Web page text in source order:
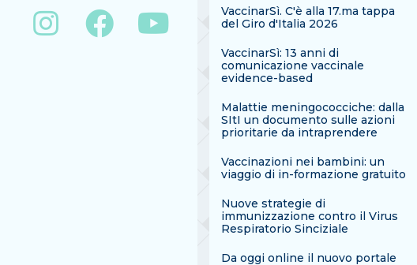
VaccinarSì. C'è alla 17.ma tappa
del Giro d'Italia 2026
VaccinarSì: 13 anni di
comunicazione vaccinale
evidence-based
Malattie meningococciche: dalla
SItI un documento sulle azioni
prioritarie da intraprendere
Vaccinazioni nei bambini: un
viaggio di in-formazione gratuito
Nuove strategie di
immunizzazione contro il Virus
Respiratorio Sinciziale
Da oggi online il nuovo portale